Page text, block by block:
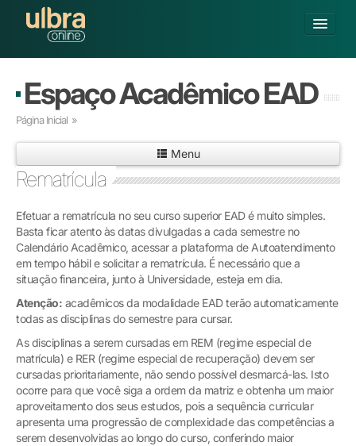
Buscar
Matricule-se
PÓS-GRADUAÇÃO
PESQUISA
EXTENSÃO
POLOS CREDENCIADOS
Espaço Acadêmico EAD
Página Inicial »
Menu
Rematrícula
Efetuar a rematrícula no seu curso superior EAD é muito simples.
Basta ficar atento às datas divulgadas a cada semestre no
Calendário Acadêmico, acessar a plataforma de Autoatendimento
em tempo hábil e solicitar a rematrícula. É necessário que a
situação financeira, junto à Universidade, esteja em dia.
Atenção: acadêmicos da modalidade EAD terão automaticamente
todas as disciplinas do semestre para cursar.
As disciplinas a serem cursadas em REM (regime especial de
matrícula) e RER (regime especial de recuperação) devem ser
cursadas prioritariamente, não sendo possível desmarcá-las. Isto
ocorre para que você siga a ordem da matriz e obtenha um maior
aproveitamento dos seus estudos, pois a sequência curricular
apresenta uma progressão de complexidade das competências a
serem desenvolvidas ao longo do curso, conferindo maior